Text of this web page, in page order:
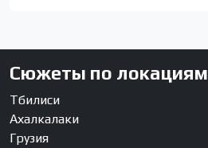
Сюжеты по локациям
Тбилиси
Ахалкалаки
Грузия